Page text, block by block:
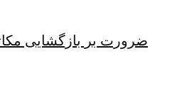
ضرورت بر بازگشایی